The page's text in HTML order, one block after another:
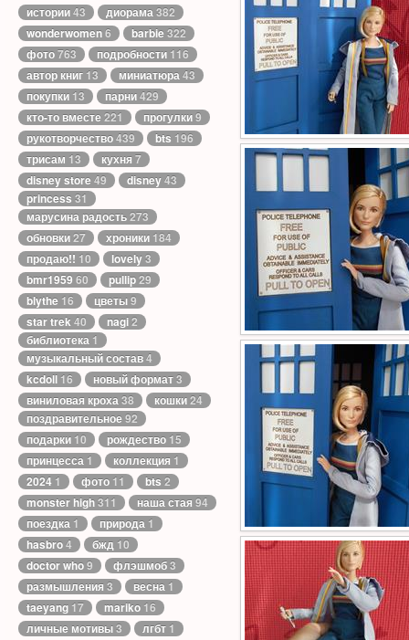
истории43 диорама382
wonderwomen6 barbie322
фото763 подробности 116
автор книг 13 миниатюра43
покупки 13 парни429
кто-то вместе221 прогулки9
рукотворчество439 bts 196
трисам 13 кухня7
disney store49 disney43
princess 31
марусина радость273
обновки27 хроники 184
продаю!! 10 lovely3
bmr1959 60 pullip29
blythe 16 цветы9
star trek40 nagi2
библиотека 1
музыкальный состав4
kcdoll 16 новый формат3
виниловая кроха38 кошки24
поздравительное92
подарки 10 рождество 15
принцесса 1 коллекция 1
2024 1 фото 11 bts 2
monster high311 наша стая94
поездка 1 природа 1
hasbro4 бжд 10
doctor who9 флэшмоб3
размышления3 весна 1
taeyang 17 mariko 16
личные мотивы3 лгбт 1